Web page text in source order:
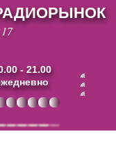
- 21.00